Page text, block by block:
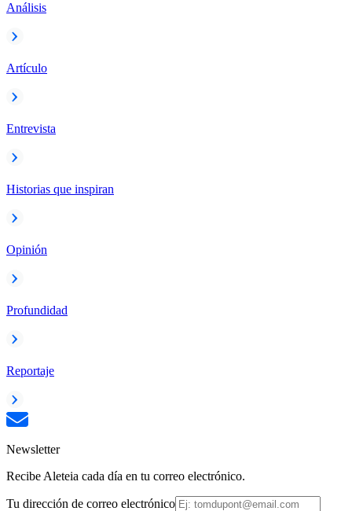
Análisis
Artículo
Entrevista
Historias que inspiran
Opinión
Profundidad
Reportaje
Newsletter
Recibe Aleteia cada día en tu correo electrónico.
Tu dirección de correo electrónico